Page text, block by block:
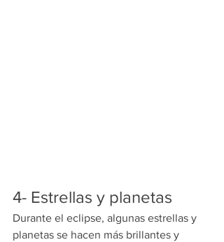
4- Estrellas y planetas
Durante el eclipse, algunas estrellas y
planetas se hacen más brillantes y